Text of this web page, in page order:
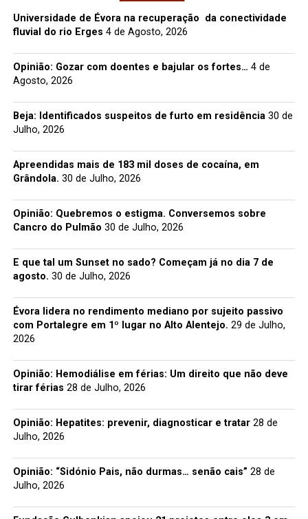
Universidade de Évora na recuperação da conectividade
fluvial do rio Erges 4 de Agosto, 2026
Opinião: Gozar com doentes e bajular os fortes… 4 de
Agosto, 2026
Beja: Identificados suspeitos de furto em residência 30 de
Julho, 2026
Apreendidas mais de 183 mil doses de cocaína, em
Grândola. 30 de Julho, 2026
Opinião: Quebremos o estigma. Conversemos sobre
Cancro do Pulmão 30 de Julho, 2026
E que tal um Sunset no sado? Começam já no dia 7 de
agosto. 30 de Julho, 2026
Évora lidera no rendimento mediano por sujeito passivo
com Portalegre em 1º lugar no Alto Alentejo. 29 de Julho,
2026
Opinião: Hemodiálise em férias: Um direito que não deve
tirar férias 28 de Julho, 2026
Opinião: Hepatites: prevenir, diagnosticar e tratar 28 de
Julho, 2026
Opinião: “Sidónio Pais, não durmas… senão cais” 28 de
Julho, 2026